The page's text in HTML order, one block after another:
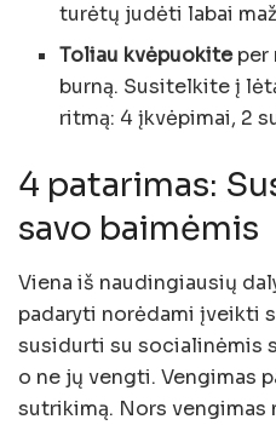
turėtų judėti labai
Toliau kvėpuokiteper
burną. Susitelkite į
ritmą: 4 įkvėpimai, 2
4 patarimas:
savo baimėmis
Viena iš naudingiausių
padaryti norėdami įveikti
susidurti su socialinėmis
o ne jų vengti. Vengimas
sutrikimą. Nors